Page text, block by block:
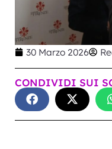
30 Marzo 2026
CONDIVIDI SUI